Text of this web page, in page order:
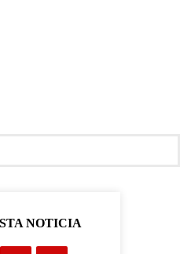
NOTICIA